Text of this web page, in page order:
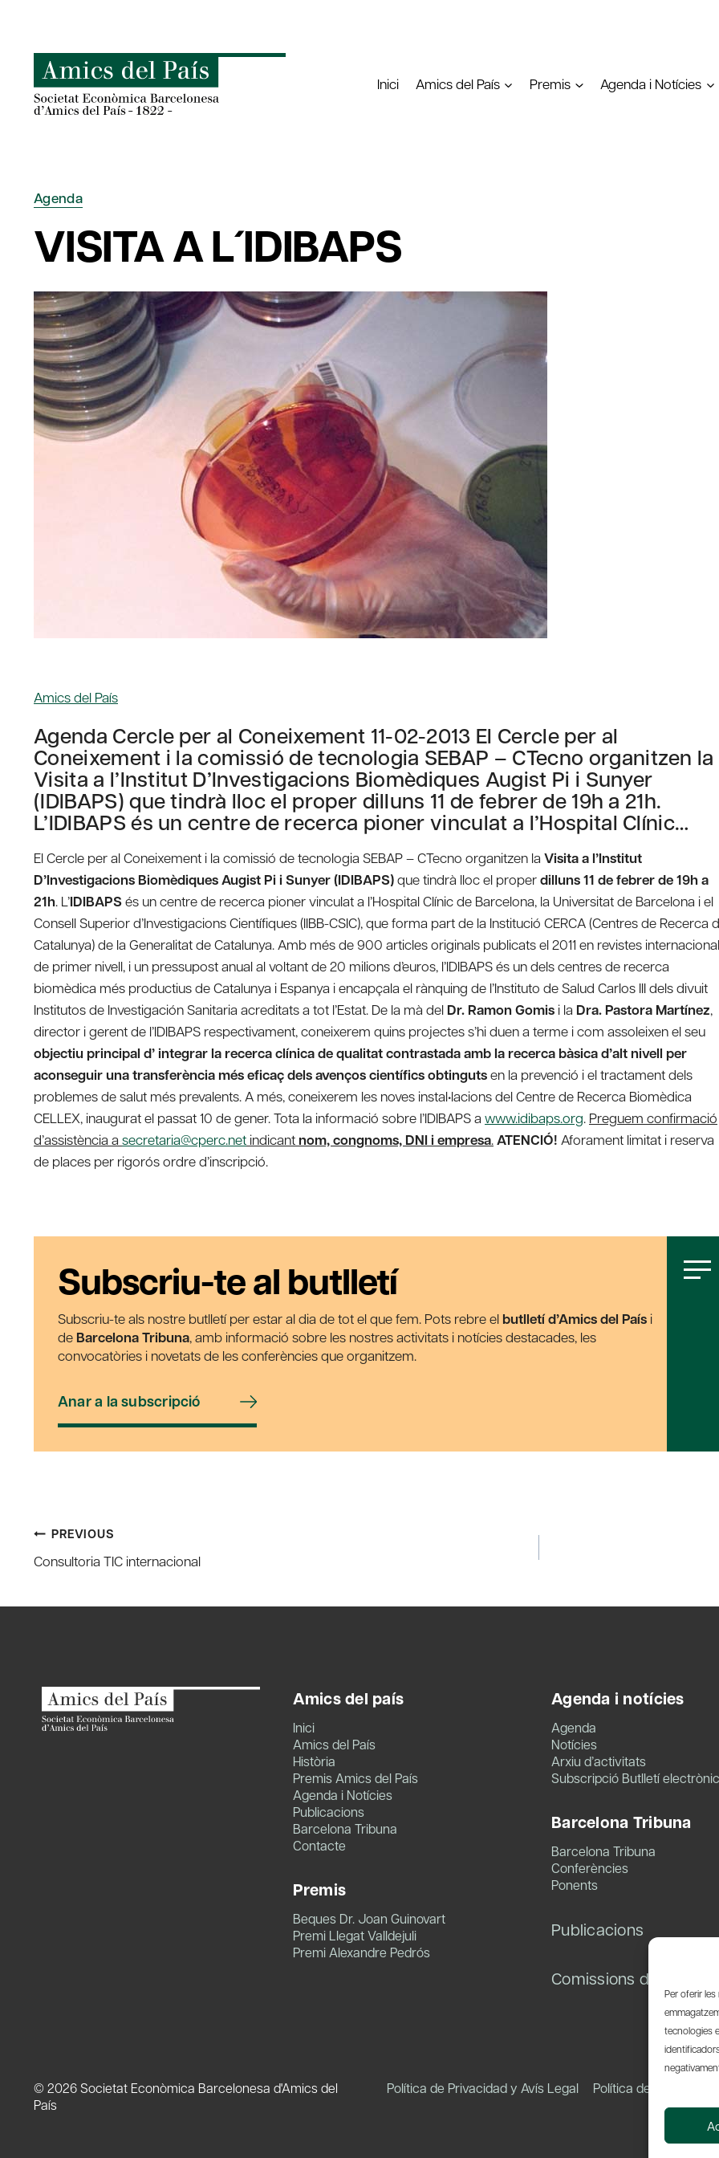
Per oferir
tecnologies
content
Inici Amics del País Premis Agenda i Notícies
Agenda
VISITA A L´IDIBAPS
Amics del País
Agenda Cercle per al Coneixement 11-02-2013 El Cercle per al
Coneixement i la comissió de tecnologia SEBAP – CTecno organitzen la
Visita a l’Institut D’Investigacions Biomèdiques Augist Pi i Sunyer
(IDIBAPS) que tindrà lloc el proper dilluns 11 de febrer de 19h a 21h.
L’IDIBAPS és un centre de recerca pioner vinculat a l’Hospital Clínic…
El Cercle per al Coneixement i la comissió de tecnologia SEBAP – CTecno organitzen la Visita a l’Institut
D’Investigacions Biomèdiques Augist Pi i Sunyer (IDIBAPS)que tindrà lloc el properdilluns 11 de febrer de 19h a
21h. L’IDIBAPSés un centre de recerca pioner vinculat a l’Hospital Clínic de Barcelona, la Universitat de Barcelona i el
Consell Superior d’Investigacions Científiques (IIBB-CSIC), que forma part de la Institució CERCA (Centres de Recerca
Catalunya) de la Generalitat de Catalunya. Amb més de 900 articles originals publicats el 2011 en revistes
de primer nivell, i un pressupost anual al voltant de 20 milions d’euros, l’IDIBAPS és un dels centres de recerca
biomèdica més productius de Catalunya i Espanya i encapçala el rànquing de l’Instituto de Salud Carlos III dels divuit
Institutos de Investigación Sanitaria acreditats a tot l’Estat. De la mà del Dr. Ramon Gomis i la Dra. Pastora Martínez,
director i gerent de l’IDIBAPS respectivament, coneixerem quins projectes s’hi duen a terme i com assoleixen el seu
objectiu principal d’ integrar la recerca clínica de qualitat contrastada amb la recerca bàsica d’alt nivell per
aconseguir una transferència més eficaç dels avenços científics obtingutsen la prevenció i el tractament dels
problemes de salut més prevalents. A més, coneixerem les noves instal•lacions del Centre de Recerca Biomèdica
CELLEX, inaugurat el passat 10 de gener. Tota la informació sobre l’IDIBAPS a www.idibaps.org. Preguem confirmació
d’assistència a secretaria@cperc.net indicant nom, congnoms, DNI i empresa.ATENCIÓ! Aforament limitat i reserva
de places per rigorós ordre d’inscripció.
Subscriu-te al butlletí
Subscriu-te als nostre butlletí per estar al dia de tot el que fem. Pots rebre el butlletí d’Amics del País i
de Barcelona Tribuna, amb informació sobre les nostres activitats i notícies destacades, les
convocatòries i novetats de les conferències que organitzem.
Anar a la subscripció
Post
navigation
PREVIOUS
Consultoria TIC internacional
Amics del país
Inici
Amics del País
Història
Premis Amics del País
Agenda i Notícies
Publicacions
Barcelona Tribuna
Contacte
Premis
Beques Dr. Joan Guinovart
Premi Llegat Valldejuli
Premi Alexandre Pedrós
Agenda i notícies
Agenda
Notícies
Arxiu d’activitats
Subscripció Butlletí electrònic
Barcelona Tribuna
Barcelona Tribuna
Conferències
Ponents
Publicacions
Comissions de treball
© 2026 Societat Econòmica Barcelonesa d'Amics del
País
Política de Privacidad y Avís Legal Política de Cookies